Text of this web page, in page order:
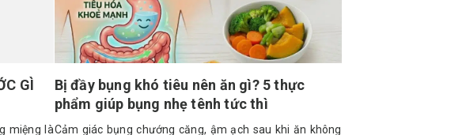
GÌ
miệng là
Bị đầy bụng khó tiêu nên ăn gì? 5 thực
phẩm giúp bụng nhẹ tênh tức thì
Cảm giác bụng chướng căng, ậm ạch sau khi ăn không